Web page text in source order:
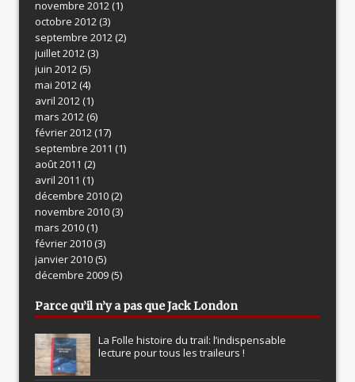
novembre 2012(1)
octobre 2012(3)
septembre 2012(2)
juillet 2012(3)
juin 2012(5)
mai 2012(4)
avril 2012(1)
mars 2012(6)
février 2012(17)
septembre 2011 (1)
août 2011 (2)
avril 2011 (1)
décembre 2010(2)
novembre 2010(3)
mars 2010(1)
février 2010(3)
janvier 2010(5)
décembre 2009(5)
Parce qu’il n’y a pas que Jack London
La Folle histoire du trail: l’indispensable
lecture pour tous les traileurs !